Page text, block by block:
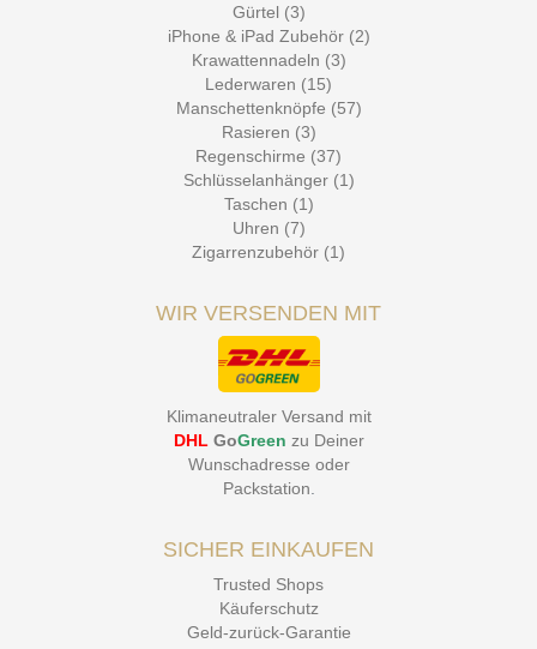
Gürtel (3)
iPhone & iPad Zubehör (2)
Krawattennadeln (3)
Lederwaren (15)
Manschettenknöpfe (57)
Rasieren (3)
Regenschirme (37)
Schlüsselanhänger (1)
Taschen (1)
Uhren (7)
Zigarrenzubehör (1)
WIR VERSENDEN MIT
Klimaneutraler Versand mit
DHL GoGreen zu Deiner
Wunschadresse oder
Packstation
SICHER EINKAUFEN
Trusted Shops
Käuferschutz
Geld-zurück-Garantie